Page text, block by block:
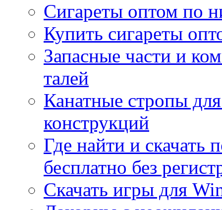
Сигареты оптом по
Купить сигареты
Запасные части и
талей
Канатные стропы
конструкций
Где найти и
бесплатно без
Скачать игры для